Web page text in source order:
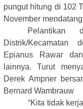
pungut hitung di 102
November
Pelantikan
Distrik/Kecamatan
Epianus Rawar
lainnya. Turut
Derek Ampner
Bernard Wambrauw
“Kita tidak